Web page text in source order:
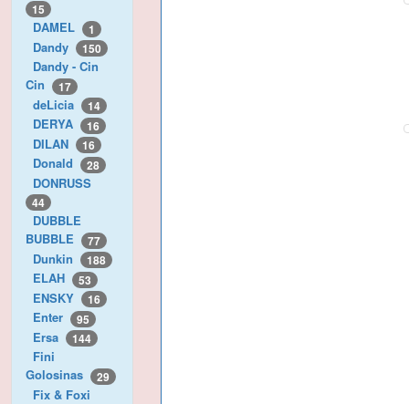
15
DAMEL 1
Dandy 150
Dandy - Cin
Cin
17
deLicia 14
DERYA 16
DILAN 16
Donald 28
DONRUSS
44
DUBBLE
BUBBLE
77
Dunkin 188
ELAH 53
ENSKY 16
Enter 95
Ersa 144
Fini
Golosinas
29
Fix & Foxi